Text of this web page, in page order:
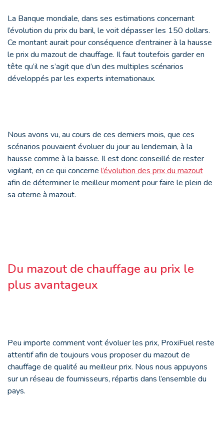
La Banque mondiale, dans ses estimations concernant
l’évolution du prix du baril, le voit dépasser les 150 dollars.
Ce montant aurait pour conséquence d’entrainer à la hausse
le prix du mazout de chauffage. Il faut toutefois garder en
tête qu’il ne s’agit que d’un des multiples scénarios
développés par les experts internationaux.
Nous avons vu, au cours de ces derniers mois, que ces
scénarios pouvaient évoluer du jour au lendemain, à la
hausse comme à la baisse. Il est donc conseillé de rester
vigilant, en ce qui concerne l’évolution des prix du mazout
afin de déterminer le meilleur moment pour faire le plein de
sa citerne à mazout.
Du mazout de chauffage au prix le
plus avantageux
Peu importe comment vont évoluer les prix, ProxiFuel reste
attentif afin de toujours vous proposer du mazout de
chauffage de qualité au meilleur prix. Nous nous appuyons
sur un réseau de fournisseurs, répartis dans l’ensemble du
pays.